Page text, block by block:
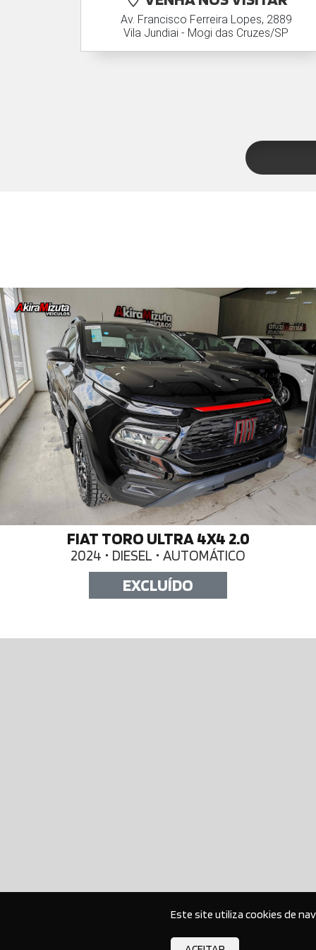
Este site utiliza cookies de
Av. Francisco Ferreira Lopes, 2889
Vila Jundiai - Mogi das Cruzes/SP
FIAT TORO ULTRA 4X4 2.0
2024 • DIESEL • AUTOMÁTICO
EXCLUÍDO